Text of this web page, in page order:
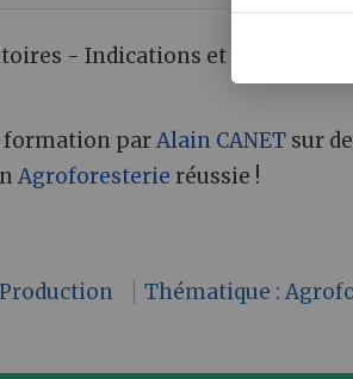
- Indications et Indicateurs
formation parAlain CANET sur
Agroforesterie réussie !
Thématique :